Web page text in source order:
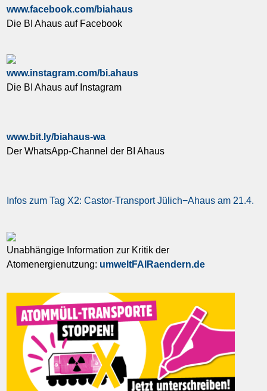
www.facebook.com/biahaus
Die BI Ahaus auf Facebook
www.instagram.com/bi.ahaus
Die BI Ahaus auf Instagram
www.bit.ly/biahaus-wa
Der WhatsApp-Channel der BI Ahaus
Infos zum Tag X2: Castor-Transport Jülich−Ahaus am 21.4.
Unabhängige Information zur Kritik der
Atomenergienutzung: umweltFAIRaendern.de